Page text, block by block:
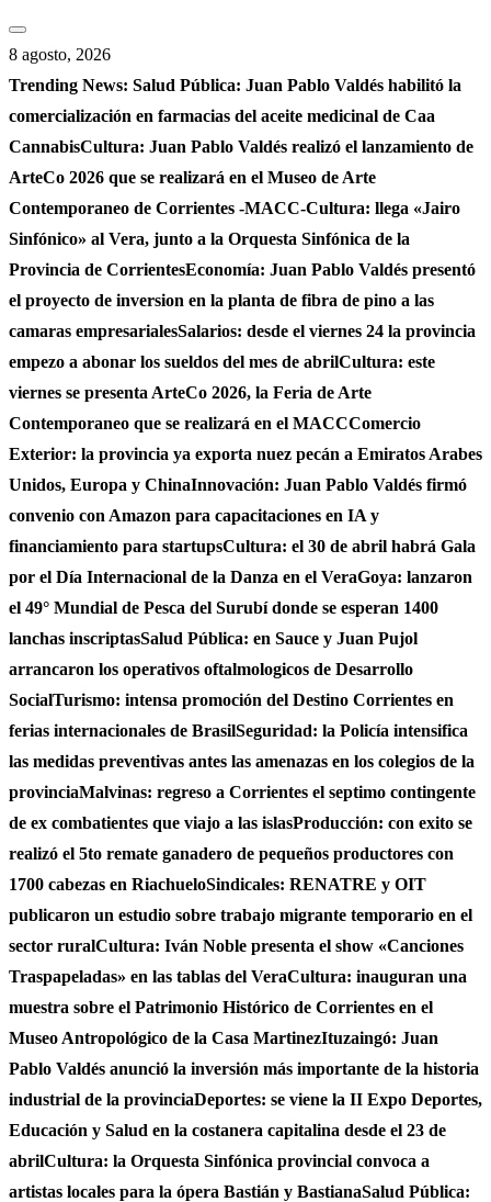
Saltar
al
contenido
8 agosto, 2026
Trending News: Salud Pública: Juan Pablo Valdés habilitó la
comercialización en farmacias del aceite medicinal de Caa
CannabisCultura: Juan Pablo Valdés realizó el lanzamiento de
ArteCo 2026 que se realizará en el Museo de Arte
Contemporaneo de Corrientes -MACC-Cultura: llega «Jairo
Sinfónico» al Vera, junto a la Orquesta Sinfónica de la
Provincia de CorrientesEconomía: Juan Pablo Valdés presentó
el proyecto de inversion en la planta de fibra de pino a las
camaras empresarialesSalarios: desde el viernes 24 la provincia
empezo a abonar los sueldos del mes de abrilCultura: este
viernes se presenta ArteCo 2026, la Feria de Arte
Contemporaneo que se realizará en el MACCComercio
Exterior: la provincia ya exporta nuez pecán a Emiratos Arabes
Unidos, Europa y ChinaInnovación: Juan Pablo Valdés firmó
convenio con Amazon para capacitaciones en IA y
financiamiento para startupsCultura: el 30 de abril habrá Gala
por el Día Internacional de la Danza en el VeraGoya: lanzaron
el 49° Mundial de Pesca del Surubí donde se esperan 1400
lanchas inscriptasSalud Pública: en Sauce y Juan Pujol
arrancaron los operativos oftalmologicos de Desarrollo
SocialTurismo: intensa promoción del Destino Corrientes en
ferias internacionales de BrasilSeguridad: la Policía intensifica
las medidas preventivas antes las amenazas en los colegios de la
provinciaMalvinas: regreso a Corrientes el septimo contingente
de ex combatientes que viajo a las islasProducción: con exito se
realizó el 5to remate ganadero de pequeños productores con
1700 cabezas en RiachueloSindicales: RENATRE y OIT
publicaron un estudio sobre trabajo migrante temporario en el
sector ruralCultura: Iván Noble presenta el show «Canciones
Traspapeladas» en las tablas del VeraCultura: inauguran una
muestra sobre el Patrimonio Histórico de Corrientes en el
Museo Antropológico de la Casa MartinezItuzaingó: Juan
Pablo Valdés anunció la inversión más importante de la historia
industrial de la provinciaDeportes: se viene la II Expo Deportes,
Educación y Salud en la costanera capitalina desde el 23 de
abrilCultura: la Orquesta Sinfónica provincial convoca a
artistas locales para la ópera Bastián y BastianaSalud Pública: